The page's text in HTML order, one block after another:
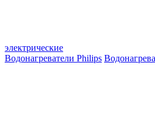
электрические
Водонагреватели Philips